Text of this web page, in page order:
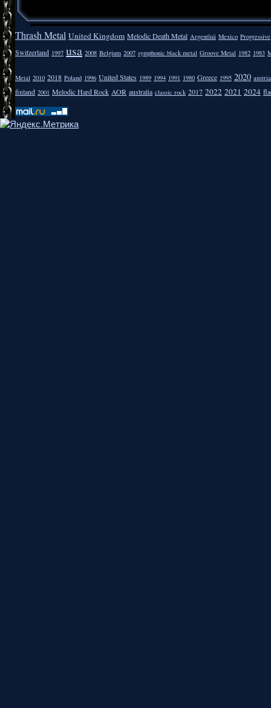
Thrash Metal United Kingdom Melodic Death Metal Argentīnā Mexico Progressive
Switzerland 1997 usa 2008 Belgium 2007 symphonic black metal Groove Metal 1982 1983
Metal 2010 2018 Poland 1996 United States 1989 1994 1991 1980 Greece 1995 2020 austria
finland 2001 Melodic Hard Rock AOR australia classic rock 2017 2022 2021 2024